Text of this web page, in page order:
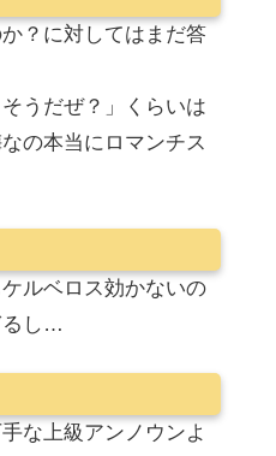
？に対してはまだ答
うだぜ？」くらいは
の本当にロマンチス
ルベロス効かないの
るし…
な上級アンノウンよ